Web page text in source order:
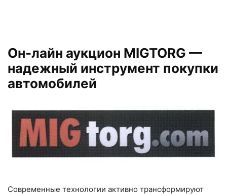
Он-лайн аукцион MIGTORG —
надежный инструмент покупки
автомобилей
Современные технологии активно трансформируют